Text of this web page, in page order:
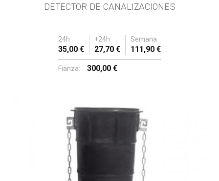
DETECTOR DE CANALIZACIONES
24h +24h Semana
35,00 € 27,70 € 111,90 €
Fianza: 300,00 €